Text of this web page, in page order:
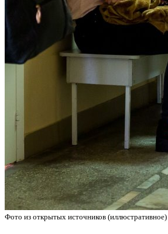
Фото из открытых источников (иллюстративное)